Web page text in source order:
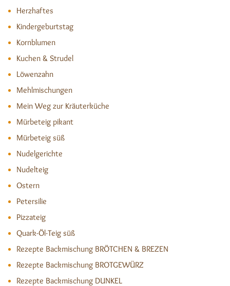
Herzhaftes
Kindergeburtstag
Kornblumen
Kuchen & Strudel
Löwenzahn
Mehlmischungen
Mein Weg zur Kräuterküche
Mürbeteig pikant
Mürbeteig süß
Nudelgerichte
Nudelteig
Ostern
Petersilie
Pizzateig
Quark-Öl-Teig süß
Rezepte Backmischung BRÖTCHEN & BREZEN
Rezepte Backmischung BROTGEWÜRZ
Rezepte Backmischung DUNKEL